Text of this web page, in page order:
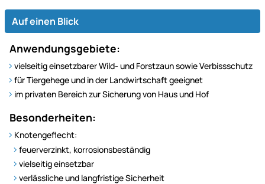
Auf einen Blick
Anwendungsgebiete:
vielseitig einsetzbarer Wild- und Forstzaun sowie Verbissschutz
für Tiergehege und in der Landwirtschaft geeignet
im privaten Bereich zur Sicherung von Haus und Hof
Besonderheiten:
Knotengeflecht:
feuerverzinkt, korrosionsbeständig
vielseitig einsetzbar
verlässliche und langfristige Sicherheit